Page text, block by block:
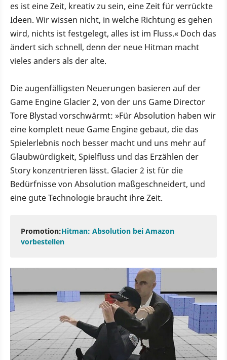
es ist eine Zeit, kreativ zu sein, eine Zeit für verrückte
Ideen. Wir wissen nicht, in welche Richtung es gehen
wird, nichts ist festgelegt, alles ist im Fluss.« Doch das
ändert sich schnell, denn der neue Hitman macht
vieles anders als der alte.
Die augenfälligsten Neuerungen basieren auf der
Game Engine Glacier 2, von der uns Game Director
Tore Blystad vorschwärmt: »Für Absolution haben wir
eine komplett neue Game Engine gebaut, die das
Spielerlebnis noch besser macht und uns mehr auf
Glaubwürdigkeit, Spielfluss und das Erzählen der
Story konzentrieren lässt. Glacier 2 ist für die
Bedürfnisse von Absolution maßgeschneidert, und
eine gute Technologie braucht ihre Zeit.
Promotion:Hitman: Absolution bei Amazon
vorbestellen